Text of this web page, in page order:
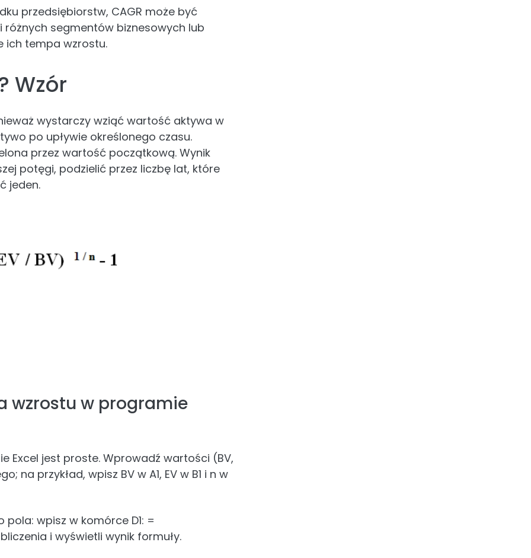
przedsiębiorstw, CAGR może być
segmentów biznesowych lub
ich tempa wzrostu.
Wzór
wystarczy wziąć wartość aktywa w
po upływie określonego czasu.
przez wartość początkową. Wynik
potęgi, podzielić przez liczbę lat, które
jeden.
wzrostu w programie
Excel jest proste. Wprowadź wartości (BV,
na przykład, wpisz BV w A1, EV w B1 i n w
wpisz w komórce D1: =
i wyświetli wynik formuły.